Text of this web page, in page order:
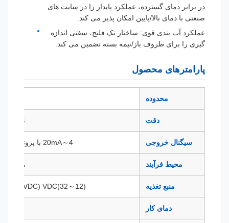
در برابر دمای گسترده، عملکرد پایدار را در سایت های
صنعتی با دمای بالا/پایین امکان پذیر می کند.
عملکرد آب بندی قوی: ساختار تک فلنج، سفتی اندازه
گیری را برای ظروف باز/نیمه بسته تضمین می کند.
پارامترهای محصول
محدوده
0.5%FS
سیگنال خروجی
محیط فرآیند مایعات، گازها
منبع تغذیه
دمای کار